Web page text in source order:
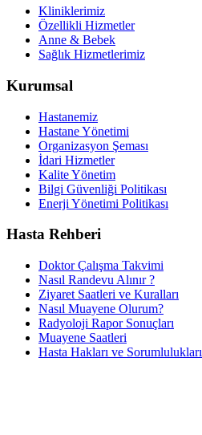
Kliniklerimiz
Özellikli Hizmetler
Anne & Bebek
Sağlık Hizmetlerimiz
Kurumsal
Hastanemiz
Hastane Yönetimi
Organizasyon Şeması
İdari Hizmetler
Kalite Yönetim
Bilgi Güvenliği Politikası
Enerji Yönetimi Politikası
Hasta Rehberi
Doktor Çalışma Takvimi
Nasıl Randevu Alınır ?
Ziyaret Saatleri ve Kuralları
Nasıl Muayene Olurum?
Radyoloji Rapor Sonuçları
Muayene Saatleri
Hasta Hakları ve Sorumlulukları